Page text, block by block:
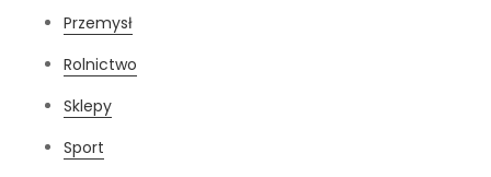
Przemysł
Rolnictwo
Sklepy
Sport